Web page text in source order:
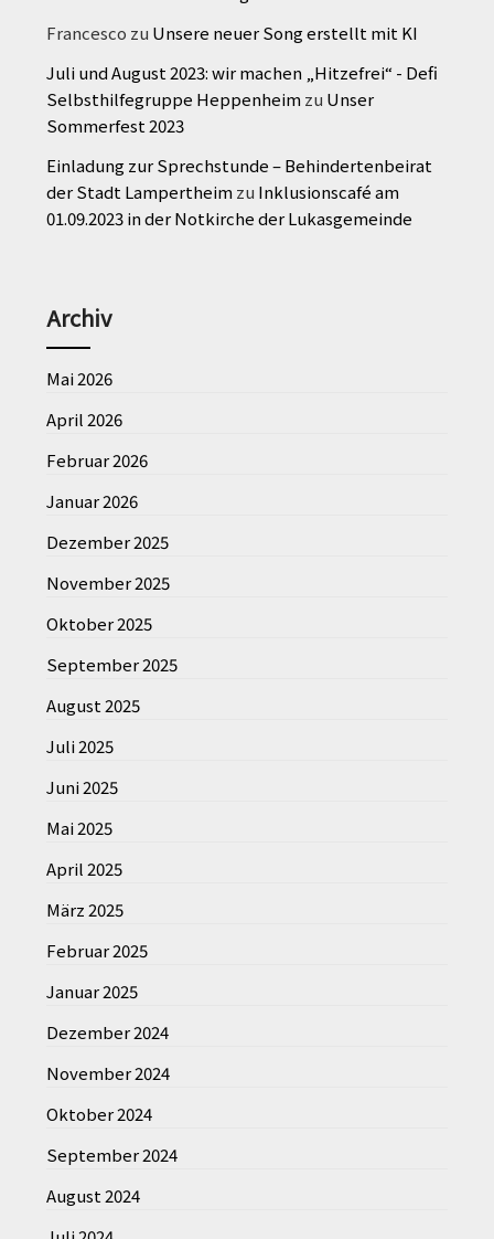
Francesco zu Unsere neuer Song erstellt mit KI
Juli und August 2023: wir machen „Hitzefrei“ - Defi
Selbsthilfegruppe Heppenheim zu Unser
Sommerfest 2023
Einladung zur Sprechstunde – Behindertenbeirat
der Stadt Lampertheim zu Inklusionscafé am
01.09.2023 in der Notkirche der Lukasgemeinde
Archiv
Mai 2026
April 2026
Februar 2026
Januar 2026
Dezember 2025
November 2025
Oktober 2025
September 2025
August 2025
Juli 2025
Juni 2025
Mai 2025
April 2025
März 2025
Februar 2025
Januar 2025
Dezember 2024
November 2024
Oktober 2024
September 2024
August 2024